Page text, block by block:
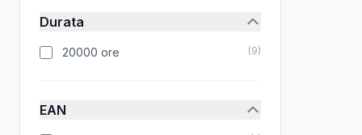
Durata
20000 ore (9)
EAN